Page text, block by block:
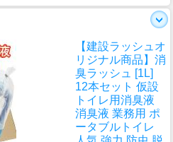
【建設ラッシュオ
リジナル商品】消
臭ラッシュ [1L]
12本セット 仮設
トイレ用消臭液
消臭液 業務用 ポ
ータブルトイレ